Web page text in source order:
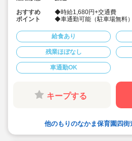
おすすめ
ポイント
◆時給1,680円+交通費
◆車通勤可能（駐車場無料）
◆社会保険完備！
◆皆勤手当あり♪
◆派遣でのお仕事
◆週4～5日
◆遅番固定（10:00～19:00
19:00など）
◆1日6時間～相談OK！
給食あり
残業ほぼなし
車通勤OK
キープする
他のもりのなかま保育園四街